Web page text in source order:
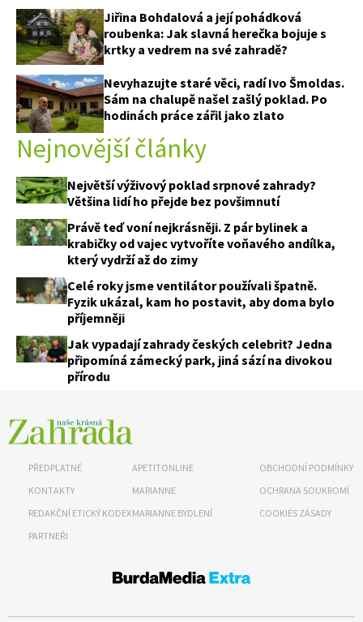
Jiřina Bohdalová a její pohádková
roubenka: Jak slavná herečka bojuje s
krtky a vedrem na své zahradě?
Nevyhazujte staré věci, radí Ivo Šmoldas.
Sám na chalupě našel zašlý poklad. Po
hodinách práce zářil jako zlato
Nejnovější články
Největší výživový poklad srpnové zahrady?
Většina lidí ho přejde bez povšimnutí
Právě teď voní nejkrásněji. Z pár bylinek a
krabičky od vajec vytvoříte voňavého andílka,
který vydrží až do zimy
Celé roky jsme ventilátor používali špatně.
Fyzik ukázal, kam ho postavit, aby doma bylo
příjemněji
Jak vypadají zahrady českých celebrit? Jedna
připomíná zámecký park, jiná sází na divokou
přírodu
PŘEDPLATNÉ
KONTAKTY
REDAKČNÍ ETICKÝ KODEX
PARTNEŘI
APETITONLINE
MARIANNE
MARIANNE BYDLENÍ
OBCHODNÍ PODMÍNKY
OCHRANA SOUKROMÍ
COOKIES ZÁSADY